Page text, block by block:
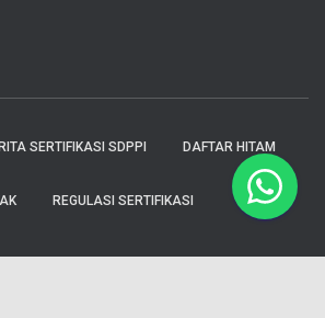
SERTIFIKASI SDPPI DAFTAR HITAM
REGULASI SERTIFIKASI